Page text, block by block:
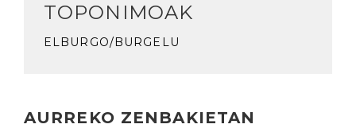
TOPONIMOAK
ELBURGO/BURGELU
AURREKO ZENBAKIETAN